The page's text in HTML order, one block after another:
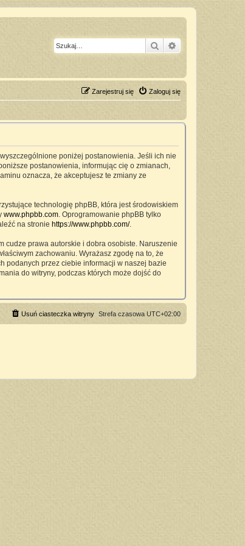
Szukaj
Zaloguj się
Zarejestruj się
wyszczególnione poniżej postanowienia. Jeśli ich nie
postanowienia, informując cię o zmianach,
oznacza, że akceptujesz te zmiany ze
technologię phpBB, która jest środowiskiem
www.phpbb.com. Oprogramowanie phpBB tylko
na stronie https://www.phpbb.com/.
cudze prawa autorskie i dobra osobiste. Naruszenie
zachowaniu. Wyrażasz zgodę na to, że
podanych przez ciebie informacji w naszej bazie
do witryny, podczas których może dojść do
Strefa czasowa UTC+02:00
Usuń ciasteczka witryny